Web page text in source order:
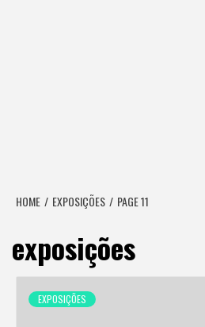
HOME EXPOSIÇÕES PAGE 11
exposições
EXPOSIÇÕES